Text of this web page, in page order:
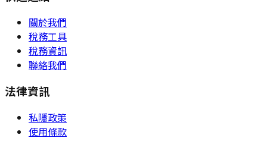
關於我們
稅務工具
稅務資訊
聯絡我們
法律資訊
私隱政策
使用條款